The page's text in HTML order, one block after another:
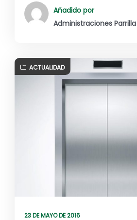
Añadido por
Administraciones Parrilla
ACTUALIDAD
23 DE MAYO DE 2016